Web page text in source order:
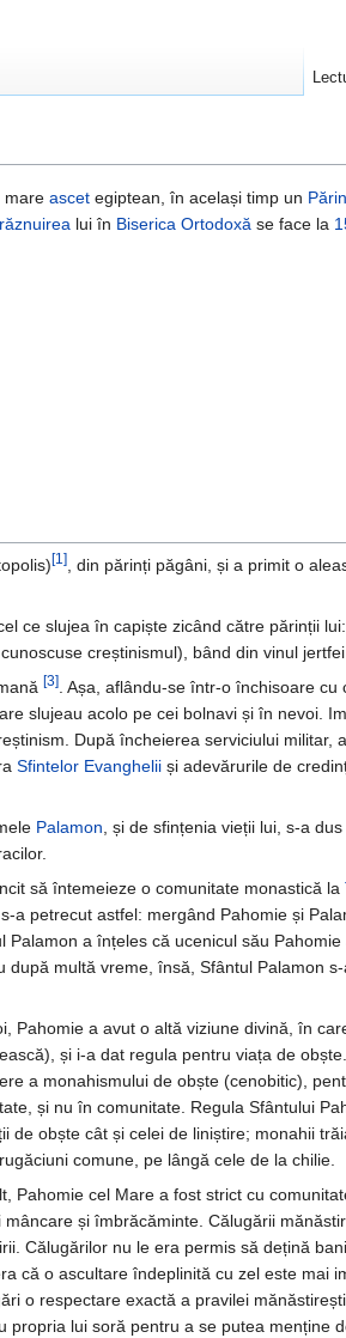
mare ascet egiptean, în același timp un
lui în Biserica Ortodoxă se face la
[1], din părinți păgâni, și a primit o
ce slujea în capiște zicând către părinții
creștinismul), bând din vinul
[3]. Așa, aflându-se într-o închisoare cu
slujeau acolo pe cei bolnavi și în nevoi.
După încheierea serviciului militar,
Sfintelor Evanghelii și adevărurile de
Palamon, și de sfințenia vieții lui, s-a
să întemeieze o comunitate monastică la
petrecut astfel: mergând Pahomie și
a înțeles că ucenicul său
multă vreme, însă, Sfântul Palamon
Pahomie a avut o altă viziune divină, în
și i-a dat regula pentru viața de
a monahismului de obște (cenobitic),
și nu în comunitate. Regula Sfântului
de obște cât și celei de liniștire; monahii
comune, pe lângă cele de la chilie.
Pahomie cel Mare a fost strict cu
mâncare și îmbrăcăminte. Călugării
Călugărilor nu le era permis să dețină
că o ascultare îndeplinită cu zel este mai
o respectare exactă a pravilei
propria lui soră pentru a se putea menține